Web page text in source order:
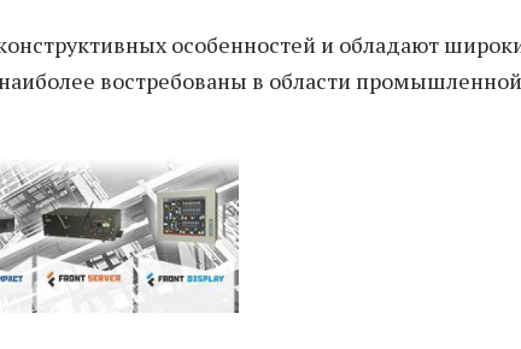
особенностей и обладают
востребованы в области промышленной